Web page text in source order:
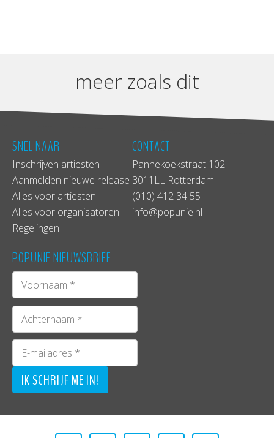
meer zoals dit
SNEL NAAR
Inschrijven artiesten
Aanmelden nieuwe release
Alles voor artiesten
Alles voor organisatoren
Regelingen
CONTACT
Pannekoekstraat 102
3011LL Rotterdam
(010) 412 34 55
info@popunie.nl
POPUNIE NIEUWSBRIEF